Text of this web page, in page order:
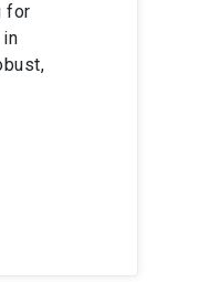
for